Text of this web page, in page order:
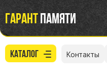
Гарантпамяти
Каталог Контакты